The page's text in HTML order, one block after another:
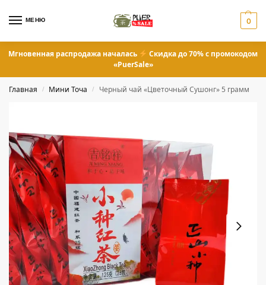
МЕНЮ 0
Мгновенная распродажа началась
Скидка до 70% с промокодом
«PuerSale»
Главная / Мини Точа / Черный чай «Цветочный Сушонг» 5 грамм